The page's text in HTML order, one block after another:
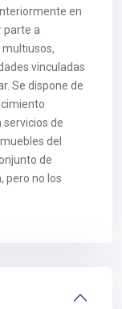
en
parte a
vinculadas
Se dispone de
de
del
de
pero no los